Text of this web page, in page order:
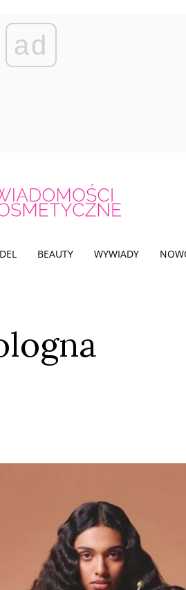
ad
BEAUTY WYWIADY